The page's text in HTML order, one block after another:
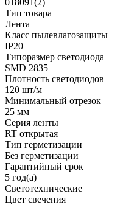
Тип товара
Лента
Класс пылевлагозащиты
IP20
Типоразмер светодиода
SMD 2835
Плотность светодиодов
120 шт/м
Минимальный отрезок
25 мм
Серия ленты
RT открытая
Тип герметизации
Без герметизации
Гарантийный срок
5 год(а)
Светотехнические
Цвет свечения